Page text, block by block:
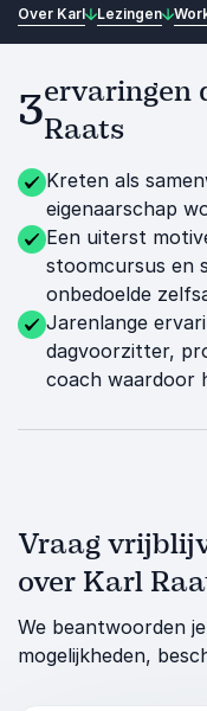
Over Karl Lezingen
3ervaringen
Raats
Kreten als
eigenaarschap
Een uiterst
stoomcursus en
onbedoelde
Jarenlange
dagvoorzitter,
coach waardoor
Vraag
over Karl
We beantwoorden
mogelijkheden,